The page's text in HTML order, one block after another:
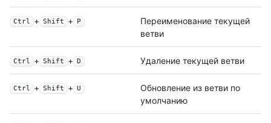
Ctrl + Shift + Р
Переименование текущей
ветви
Ctrl + Shift + D Удаление текущей ветви
Ctrl + Shift + U
Обновление из ветви по
умолчанию